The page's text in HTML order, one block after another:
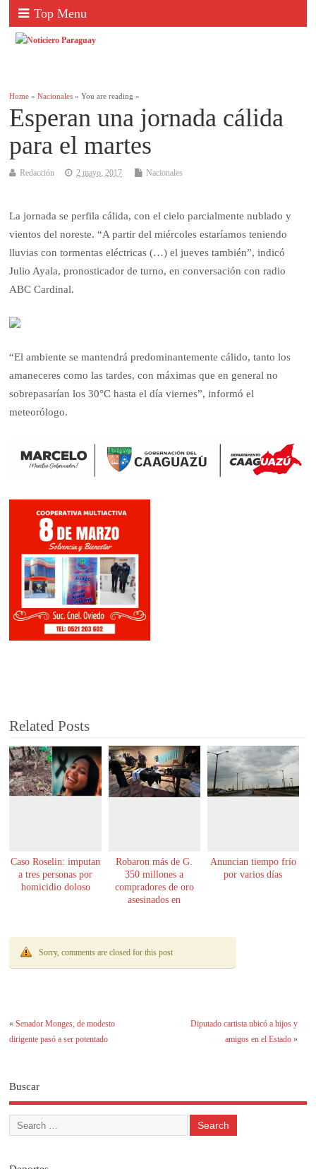
Top Menu
Home »Nacionales » You are reading »
Esperan una jornada cálida
para el martes
Redacción 2 mayo, 2017 Nacionales
La jornada se perfila cálida, con el cielo parcialmente nublado y
vientos del noreste. “A partir del miércoles estaríamos teniendo
lluvias con tormentas eléctricas (…) el jueves también”, indicó
Julio Ayala, pronosticador de turno, en conversación con radio
ABC Cardinal.
“El ambiente se mantendrá predominantemente cálido, tanto los
amaneceres como las tardes, con máximas que en general no
sobrepasarían los 30°C hasta el día viernes”, informó el
meteorólogo.
Related Posts
Caso Roselin: imputan
a tres personas por
homicidio doloso
Robaron más de G.
350 millones a
compradores de oro
asesinados en
Anuncian tiempo frío
por varios días
Sorry, comments are closed for this post
«Senador Monges, de modesto
dirigente pasó a ser potentado
Diputado cartista ubicó a hijos y
amigos en el Estado»
Buscar